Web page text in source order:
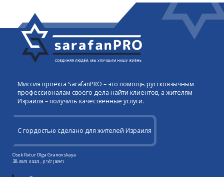
Миссия проекта SarafanPRO – это помощь русскоязычным
профессионалам своего дела найти клиентов, а жителям
Израиля – получить качественные услуги.
С гордостью сделано для жителей Израиля
Osek Patur Olga Granovskaya
ראשון לציון , מבצה משה 38